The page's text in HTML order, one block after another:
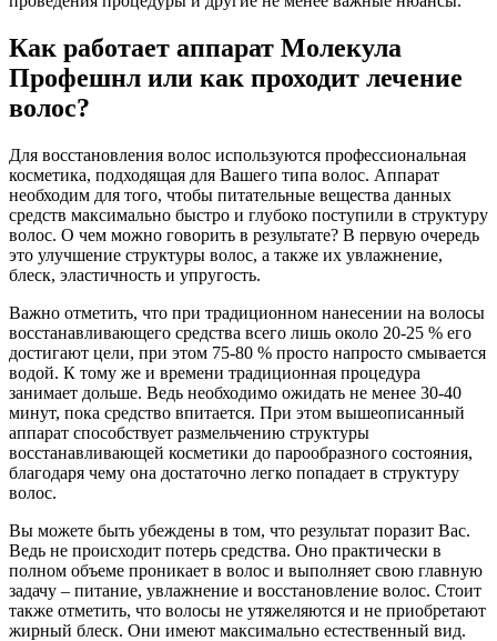
Как работает аппарат Молекула
Профешнл или как проходит лечение
волос?
Для восстановления волос используются профессиональная
косметика, подходящая для Вашего типа волос. Аппарат
необходим для того, чтобы питательные вещества данных
средств максимально быстро и глубоко поступили в структуру
волос. О чем можно говорить в результате? В первую очередь
это улучшение структуры волос, а также их увлажнение,
блеск, эластичность и упругость.
Важно отметить, что при традиционном нанесении на волосы
восстанавливающего средства всего лишь около 20-25 % его
достигают цели, при этом 75-80 % просто напросто смывается
водой. К тому же и времени традиционная процедура
занимает дольше. Ведь необходимо ожидать не менее 30-40
минут, пока средство впитается. При этом вышеописанный
аппарат способствует размельчению структуры
восстанавливающей косметики до парообразного состояния,
благодаря чему она достаточно легко попадает в структуру
волос.
Вы можете быть убеждены в том, что результат поразит Вас.
Ведь не происходит потерь средства. Оно практически в
полном объеме проникает в волос и выполняет свою главную
задачу – питание, увлажнение и восстановление волос. Стоит
также отметить, что волосы не утяжеляются и не приобретают
жирный блеск. Они имеют максимально естественный вид.